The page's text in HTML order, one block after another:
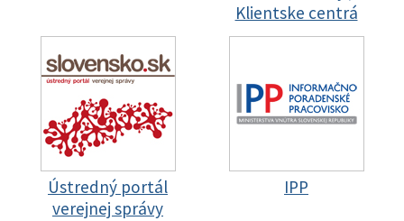
Klientske centrá
Ústredný portál
verejnej správy
IPP